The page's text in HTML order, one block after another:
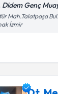
Didem Genç
Mah.Talatpaşa
İzmir